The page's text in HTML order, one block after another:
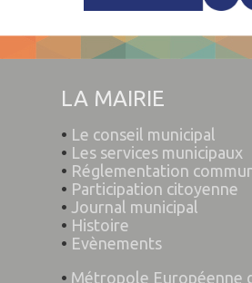
LA MAIRIE
• Le conseil municipal
• Les services municipaux
• Réglementation
• Participation citoyenne
• Journal municipal
• Histoire
• Evènements
• Métropole Européenne